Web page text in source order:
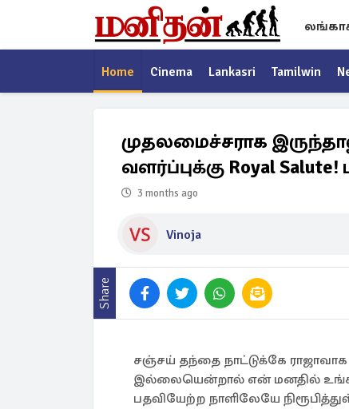
Home Cinema Lankasri Tamilwin
முதலமைச்சராக
வளர்ப்புக்கு Royal
3 months ago
Vinoja
Share
சஞ்சய் தந்தை நாட்டுக்கே ராஜாவாக
இல்லையென்றால் என் மனதில்
பதவியேற்ற நாளிலேயே